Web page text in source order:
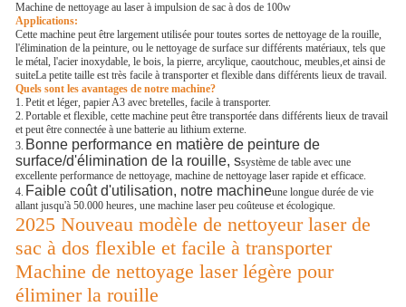
Machine de nettoyage au laser à impulsion de sac à dos de 100w
Applications:
Cette machine peut être largement utilisée pour toutes sortes de nettoyage de la rouille,
l'élimination de la peinture, ou le nettoyage de surface sur différents matériaux, tels que
le métal, l'acier inoxydable, le bois, la pierre, arcylique, caoutchouc, meubles,et ainsi de
suiteLa petite taille est très facile à transporter et flexible dans différents lieux de travail.
Quels sont les avantages de notre machine?
1. Petit et léger, papier A3 avec bretelles, facile à transporter.
2. Portable et flexible, cette machine peut être transportée dans différents lieux de travail
et peut être connectée à une batterie au lithium externe.
3. Bonne performance en matière de peinture de
surface/d'élimination de la rouille, ssystème de table avec une
excellente performance de nettoyage, machine de nettoyage laser rapide et efficace.
4. Faible coût d'utilisation, notre machineune longue durée de vie
allant jusqu'à 50.000 heures, une machine laser peu coûteuse et écologique.
2025 Nouveau modèle de nettoyeur laser de
sac à dos flexible et facile à transporter
Machine de nettoyage laser légère pour
éliminer la rouille